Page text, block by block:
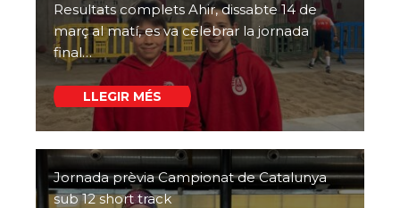
Resultats complets Ahir, dissabte 14 de
març al matí, es va celebrar la jornada
final…
LLEGIR MÉS
Jornada prèvia Campionat de Catalunya
sub 12 short track